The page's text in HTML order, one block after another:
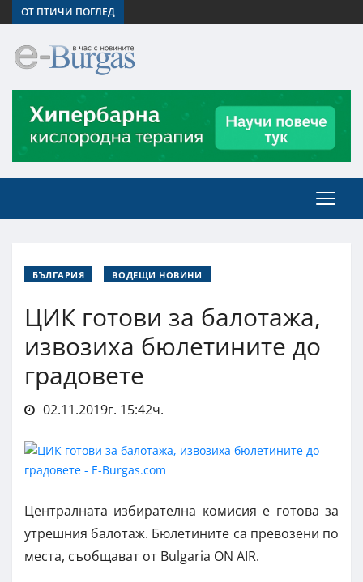
ОТ ПТИЧИ ПОГЛЕД
БЪЛГАРИЯ ВОДЕЩИ НОВИНИ
ЦИК готови за балотажа,
извозиха бюлетините до
градовете
02.11.2019г. 15:42ч.
Централната избирателна комисия е готова за
утрешния балотаж. Бюлетините са превозени по
места, съобщават от Bulgaria ON AIR.